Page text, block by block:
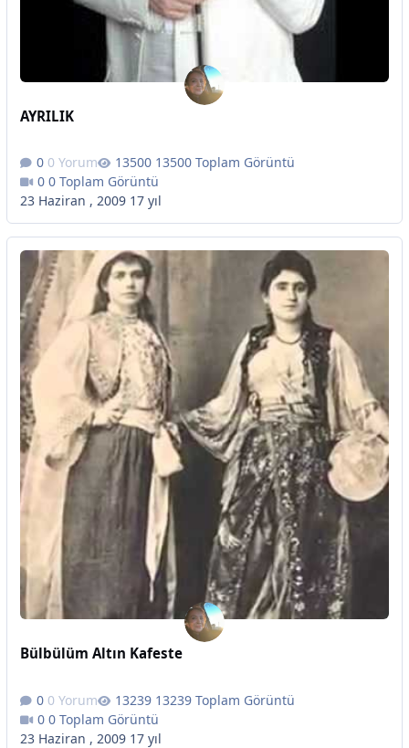
AYRILIK
0 Yorum
13500 Toplam Görüntü
0 Toplam Görüntü
23 Haziran , 2009 17 yıl
Bülbülüm Altın Kafeste
0 Yorum
13239 Toplam Görüntü
0 Toplam Görüntü
23 Haziran , 2009 17 yıl